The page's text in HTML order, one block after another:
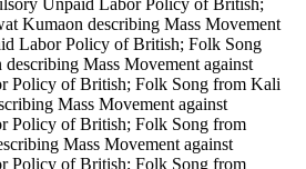
Unpaid Labor Policy of British;
Kumaon describing Mass Movement
Labor Policy of British; Folk Song
Mass Movement against
Policy of British; Folk Song from Kali
Mass Movement against
Policy of British; Folk Song from
Mass Movement against
Policy of British; Folk Song from